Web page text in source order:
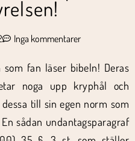
Inga kommentarer
som fan läser bibeln! Deras
noga upp kryphål och
till sin egen norm som
sådan undantagsparagraf